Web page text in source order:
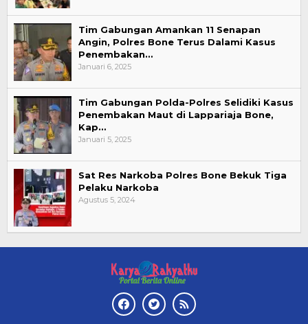
Tim Gabungan Amankan 11 Senapan
Angin, Polres Bone Terus Dalami Kasus
Penembakan…
Januari 6, 2025
Tim Gabungan Polda-Polres Selidiki Kasus
Penembakan Maut di Lappariaja Bone,
Kap…
Januari 5, 2025
Sat Res Narkoba Polres Bone Bekuk Tiga
Pelaku Narkoba
Agustus 5, 2024